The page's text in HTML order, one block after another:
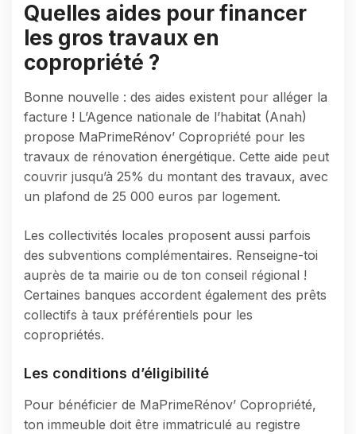
Quelles aides pour financer
les gros travaux en
copropriété ?
Bonne nouvelle : des aides existent pour alléger la
facture ! L’Agence nationale de l’habitat (Anah)
propose MaPrimeRénov’ Copropriété pour les
travaux de rénovation énergétique. Cette aide peut
couvrir jusqu’à 25% du montant des travaux, avec
un plafond de 25 000 euros par logement.
Les collectivités locales proposent aussi parfois
des subventions complémentaires. Renseigne-toi
auprès de ta mairie ou de ton conseil régional !
Certaines banques accordent également des prêts
collectifs à taux préférentiels pour les
copropriétés.
Les conditions d’éligibilité
Pour bénéficier de MaPrimeRénov’ Copropriété,
ton immeuble doit être immatriculé au registre